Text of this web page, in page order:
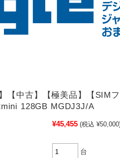
【中古】【極美品】【SIM
128GB MGDJ3J/A
¥45,455 (税込
台